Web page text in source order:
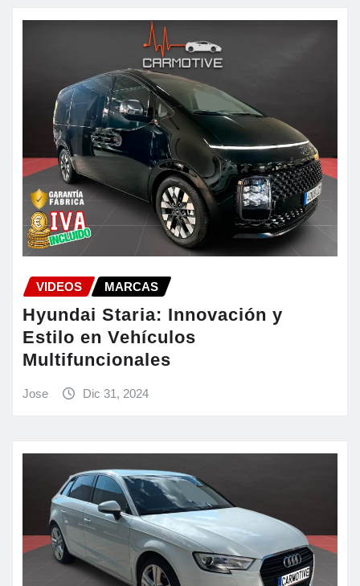
VIDEOS MARCAS
Hyundai Staria: Innovación y
Estilo en Vehículos
Multifuncionales
Jose Dic 31, 2024